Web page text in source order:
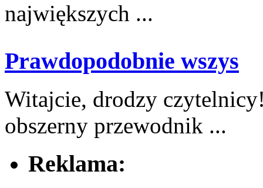
największych ...
Prawdopodobnie wszys
Witajcie, drodzy
obszerny przewodnik ...
Reklama: